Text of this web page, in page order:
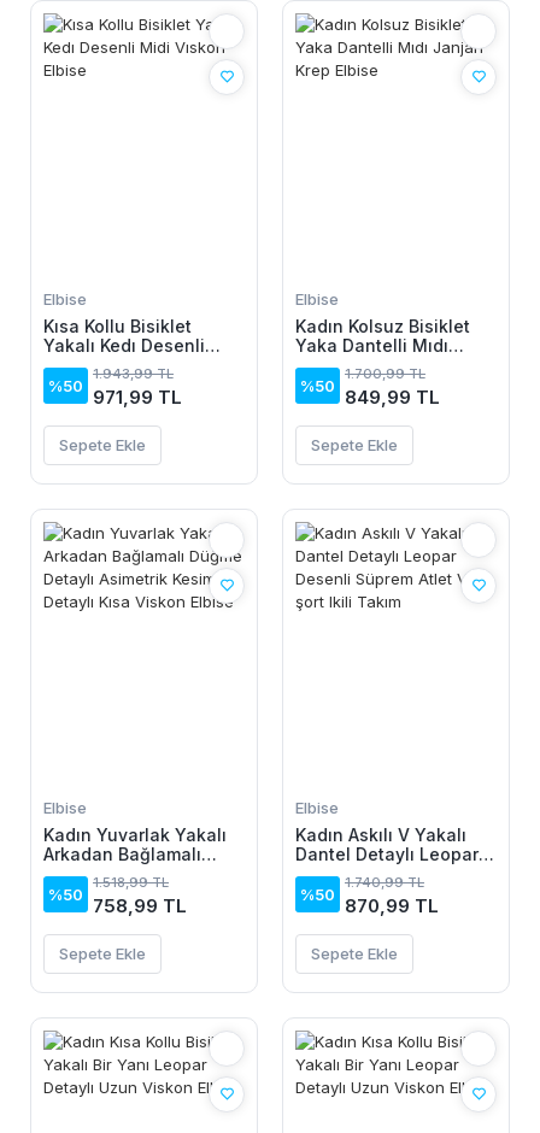
Elbise
Kısa Kollu Bisiklet
Yakalı Kedı Desenli
Midi Vıskon Elbise
%50
1.943,99 TL
971,99 TL
Sepete Ekle
Elbise
Kadın Kolsuz Bisiklet
Yaka Dantelli Mıdı
Janjan Krep Elbise
%50
1.700,99 TL
849,99 TL
Sepete Ekle
Elbise
Kadın Yuvarlak Yakalı
Arkadan Bağlamalı
Düğme Detaylı
Asimetrik Kesim Detaylı
Kısa Viskon Elbise
%50
1.518,99 TL
758,99 TL
Sepete Ekle
Elbise
Kadın Askılı V Yakalı
Dantel Detaylı Leopar
Desenli Süprem Atlet
Ve şort Ikili Takım
%50
1.740,99 TL
870,99 TL
Sepete Ekle